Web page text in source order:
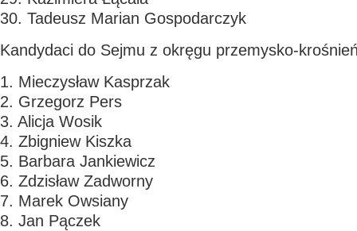
30. Tadeusz Marian Gospodarczyk
Kandydaci do Sejmu z okręgu przemysko-
1. Mieczysław Kasprzak
2. Grzegorz Pers
3. Alicja Wosik
4. Zbigniew Kiszka
5. Barbara Jankiewicz
6. Zdzisław Zadworny
7. Marek Owsiany
8. Jan Pączek